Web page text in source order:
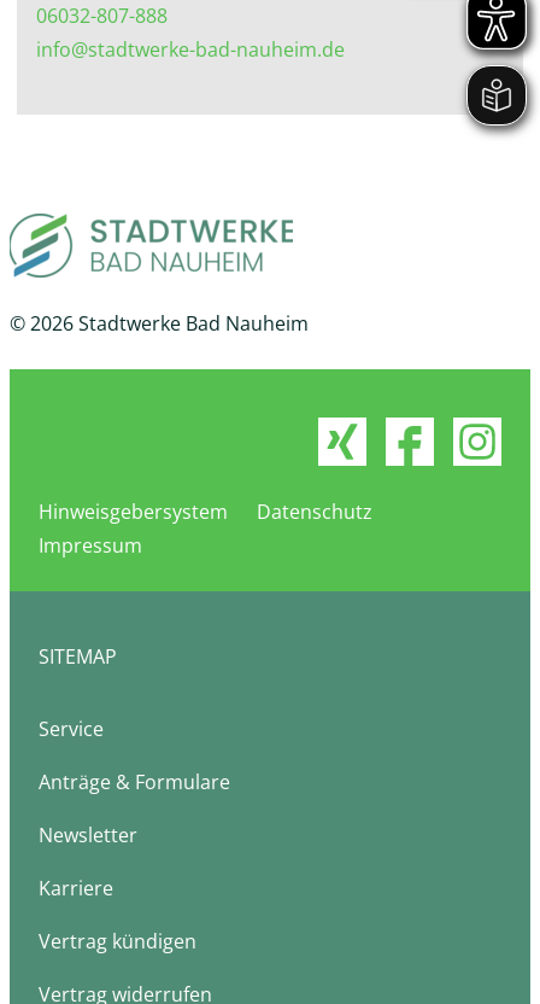
06032-807-888
info@stadtwerke-bad-nauheim.de
© 2026 Stadtwerke Bad Nauheim
Hinweisgebersystem
Datenschutz
Impressum
SITEMAP
Service
Anträge & Formulare
Newsletter
Karriere
Vertrag kündigen
Vertrag widerrufen